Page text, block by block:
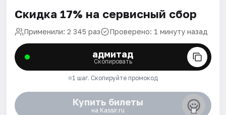
Скидка 17% на сервисный сбор
Применили: 2 345 раз Проверено: 1 минуту назад
адмитад
Скопировать
1 шаг. Скопируйте промокод
Купить билеты
на Kassir.ru